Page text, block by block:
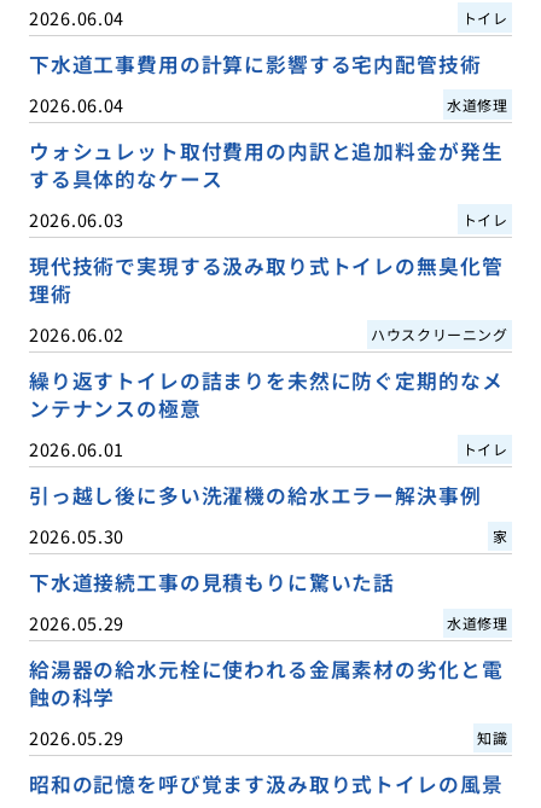
2026.06.04 トイレ
下水道工事費用の計算に影響する宅内配管技術
2026.06.04 水道修理
ウォシュレット取付費用の内訳と追加料金が発生
する具体的なケース
2026.06.03 トイレ
現代技術で実現する汲み取り式トイレの無臭化管
理術
2026.06.02 ハウスクリーニング
繰り返すトイレの詰まりを未然に防ぐ定期的なメ
ンテナンスの極意
2026.06.01 トイレ
引っ越し後に多い洗濯機の給水エラー解決事例
2026.05.30 家
下水道接続工事の見積もりに驚いた話
2026.05.29 水道修理
給湯器の給水元栓に使われる金属素材の劣化と電
蝕の科学
2026.05.29 知識
昭和の記憶を呼び覚ます汲み取り式トイレの風景